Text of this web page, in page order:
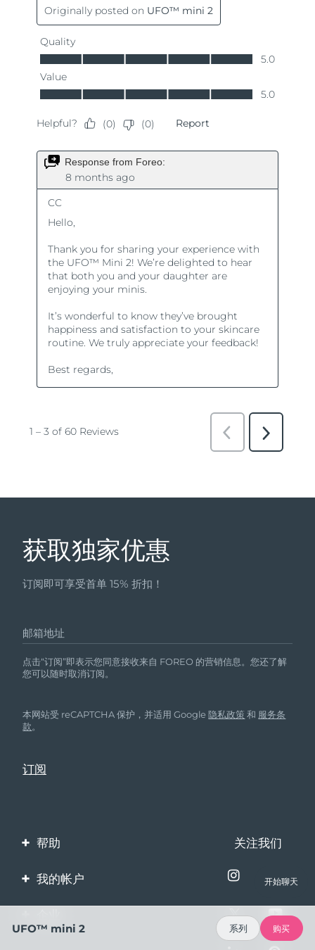
获取独家优惠
订阅即可享受首单 15% 折扣！
邮箱地址
点击“订阅”即表示您同意接收来自 FOREO 的营销信息。您还了解
您可以随时取消订阅。
本网站受 reCAPTCHA 保护，并适用 Google隐私政策 和 服务条
款。
帮助
联系我们
保修与退换货
关注我们
我的帐户
产品注册
客服支持
开始聊天
UFO™ mini 2 系列 购买